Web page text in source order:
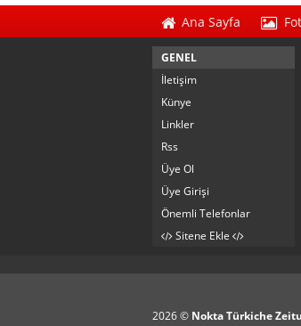
Ana Sayfa
GENEL
İletişim
Künye
Linkler
Rss
Üye Ol
Üye Girişi
Önemli Telefonlar
Sitene Ekle
2026 © Nokta Türkiche